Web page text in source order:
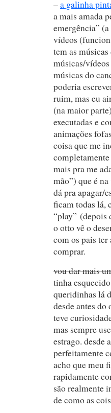
–a galinha
a mais amada
emergência”
vídeos
tem as
músicas/
músicas do
poderia
ruim, mas eu
(na maior
executadas e
animações
coisa que me
mais pra me
mão”) que é
dá pra apagar/
ficam todas lá,
“play” (depois
o otto vê o
com os pais ter
comprar.
vou dar mais
tinha
queridinhas lá
desde antes
teve
mas sempre
estrago. desde
perfeitamente
acho que meu
rapidamente
são realmente
de como as